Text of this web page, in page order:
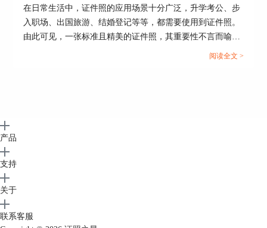
在日常生活中，证件照的应用场景十分广泛，升学考公、步
入职场、出国旅游、结婚登记等等，都需要使用到证件照。
由此可见，一张标准且精美的证件照，其重要性不言而喻。
今天这篇文章就以“证照之星是什么软件，证照之星免费的
阅读全文 >
产品
支持
关于
联系客服